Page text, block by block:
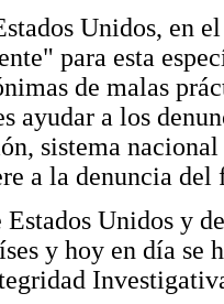
Unidos, en
para esta
de malas
ayudar a los
sistema
a la denuncia
Unidos y
y hoy en día se